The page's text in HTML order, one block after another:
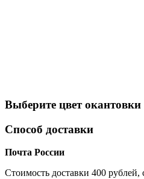
Выберите цвет окантовки
Способ доставки
Почта России
Cтоимость доставки 400